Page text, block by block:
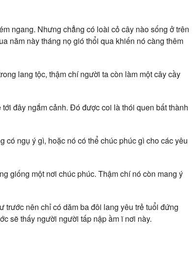
ngang. Nhưng chẳng có loài cỏ cây nào sống ở trên
năm này tháng nọ gió thổi qua khiến nó càng thêm
lang tộc, thậm chí người ta còn làm một cây cầy
đây ngắm cảnh. Đó được coi là thói quen bất thành
ngụ ý gì, hoặc nó có thể chúc phúc gì cho các yêu
giống một nơi chúc phúc. Thậm chí nó còn mang ý
nên chỉ có dăm ba đôi lang yêu trẻ tuổi đứng
sẽ thấy người người tấp nập ầm ĩ nơi này.